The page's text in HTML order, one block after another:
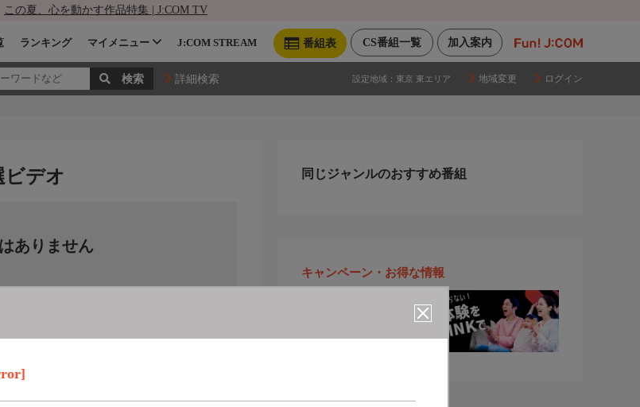
この夏、心を動かす作品特集 | J:COM TV
加入案内
CS番組一覧
番組表
ランキング マイメニュー J:COM STREAM
詳細検索 設定地域： 東京 東エリア 地域変更 ログイン
デオ
ありません
同じジャンルのおすすめ番組
キャンペーン・お得な情報